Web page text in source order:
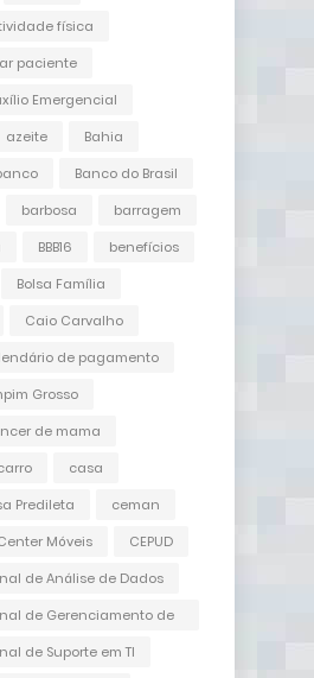
física
paciente
Emergencial
azeite
Bahia
Banco do Brasil
barbosa
barragem
BBB16
benefícios
Bolsa Família
Caio Carvalho
de pagamento
Grosso
de mama
casa
Predileta
ceman
Móveis
CEPUD
de Análise de Dados
de Gerenciamento de
de Suporte em TI